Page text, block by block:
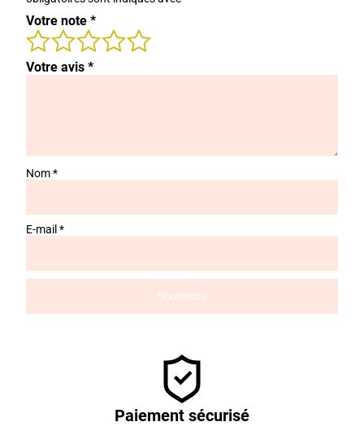
Votre note *
Votre avis *
Nom*
E-mail *
Paiement sécurisé